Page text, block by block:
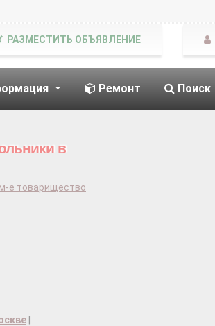
Ремонт Поиск
РАЗМЕСТИТЬ ОБЪЯВЛЕНИЕ
в
е товарищество